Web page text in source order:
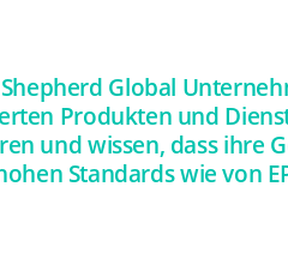
Global
Produkten und
und wissen, dass ihre
Standards wie von